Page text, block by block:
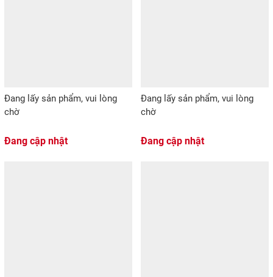
Đang lấy sản phẩm, vui lòng
chờ
Đang cập nhật
Đang lấy sản phẩm, vui lòng
chờ
Đang cập nhật